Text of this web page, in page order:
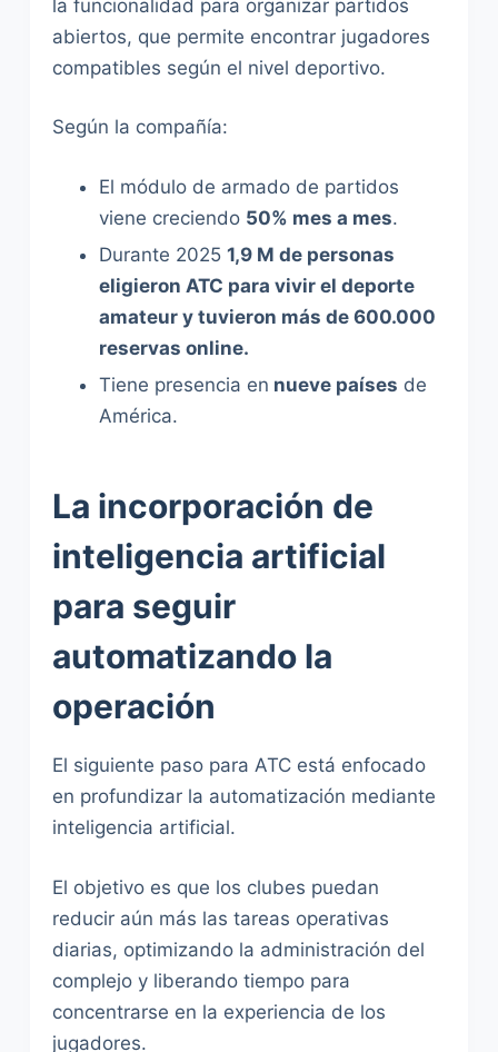
la funcionalidad para organizar partidos
abiertos, que permite encontrar jugadores
compatibles según el nivel deportivo.
Según la compañía:
El módulo de armado de partidos
viene creciendo 50% mes a mes.
Durante 20251,9 M de personas
eligieron ATC para vivir el deporte
amateur y tuvieron más de 600.000
reservas online.
Tiene presencia en nueve países de
América.
La incorporación de
inteligencia artificial
para seguir
automatizando la
operación
El siguiente paso para ATC está enfocado
en profundizar la automatización mediante
inteligencia artificial.
El objetivo es que los clubes puedan
reducir aún más las tareas operativas
diarias, optimizando la administración del
complejo y liberando tiempo para
concentrarse en la experiencia de los
jugadores.